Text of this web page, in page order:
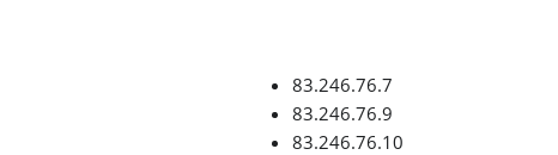
83.246.76.7
83.246.76.9
83.246.76.10